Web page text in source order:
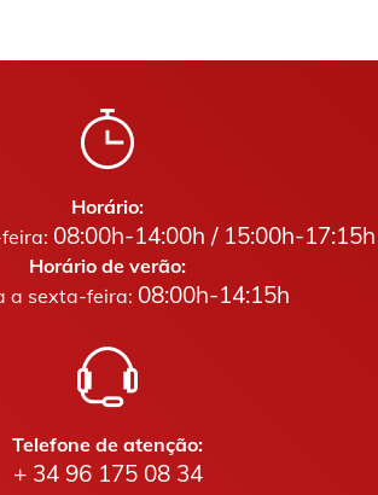
Horário:
08:00h-14:00h / 15:00h-17:15h
Horário de verão:
a sexta-feira: 08:00h-14:15h
Telefone de atenção:
+ 34 96 175 08 34